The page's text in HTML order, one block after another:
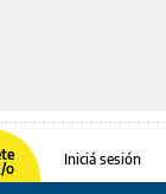
o
Iniciá sesión